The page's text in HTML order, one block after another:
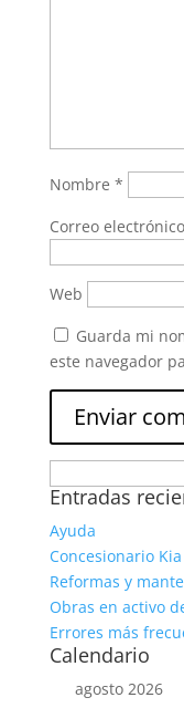
Nombre *
Correo electrónico
Web
Guarda mi
este navegador
Entradas
Ayuda
Concesionario
Reformas y
Obras en activo
Errores más
Calendario
agosto 2026